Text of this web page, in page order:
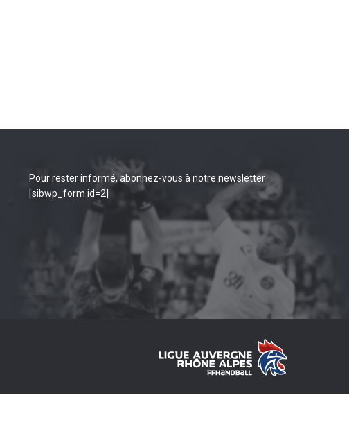
Pour rester informé, abonnez-vous à notre newsletter
[sibwp_form id=2]